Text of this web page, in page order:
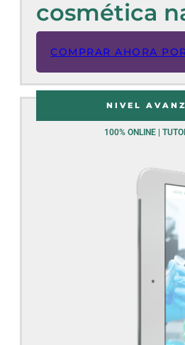
cosmética
COMPRAR AHORA
NIVEL
100% ONLINE |